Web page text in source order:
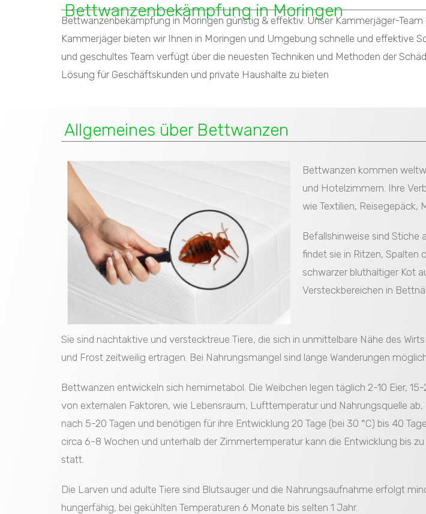
Bettwanzenbekämpfung in Moringen
Bettwanzenbekämpfung in Moringen günstig & effektiv. Unser Kammerjäger-
Kammerjäger bieten wir Ihnen in Moringen und Umgebung schnelle und effektive
und geschultes Team verfügt über die neuesten Techniken und Methoden der
Lösung für Geschäftskunden und private Haushalte zu bieten
Allgemeines über Bettwanzen
Bettwanzen kommen
und Hotelzimmern. Ihre
wie Textilien, Reisegepäck,
Befallshinweise sind Stiche
findet sie in Ritzen, Spalten
schwarzer bluthaltiger Kot
Versteckbereichen in
Sie sind nachtaktive und verstecktreue Tiere, die sich in unmittelbare Nähe des
und Frost zeitweilig ertragen. Bei Nahrungsmangel sind lange Wanderungen
Bettwanzen entwickeln sich hemimetabol. Die Weibchen legen täglich 2-10 Eier,
von externalen Faktoren, wie Lebensraum, Lufttemperatur und Nahrungsquelle
nach 5-20 Tagen und benötigen für ihre Entwicklung 20 Tage (bei 30 °C) bis 40
circa 6-8 Wochen und unterhalb der Zimmertemperatur kann die Entwicklung bis
statt.
Die Larven und adulte Tiere sind Blutsauger und die Nahrungsaufnahme erfolgt
hungerfähig, bei gekühlten Temperaturen 6 Monate bis selten 1 Jahr.